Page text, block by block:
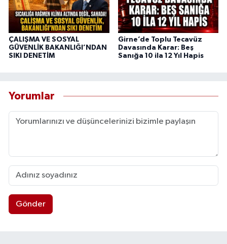
ÇALIŞMA VE SOSYAL
GÜVENLİK BAKANLIĞI’NDAN
SIKI DENETİM
Girne’de Toplu Tecavüz
Davasında Karar: Beş
Sanığa 10 ila 12 Yıl Hapis
Yorumlar
Gönder